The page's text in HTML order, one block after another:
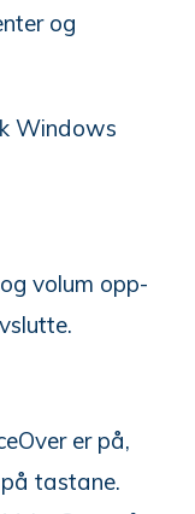
og
Windows
volum opp-
er på,
tastane.